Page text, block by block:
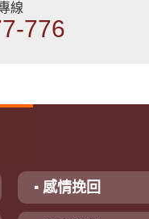
線
776
▪ 感情挽回